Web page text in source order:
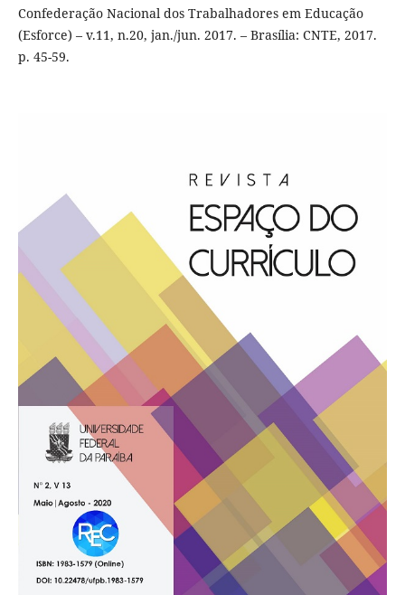
Confederação Nacional dos Trabalhadores em Educação
(Esforce) – v.11, n.20, jan./jun. 2017. – Brasília: CNTE, 2017.
p. 45-59.